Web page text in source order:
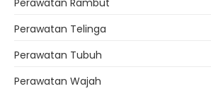
Perawatan Rambut
Perawatan Telinga
Perawatan Tubuh
Perawatan Wajah